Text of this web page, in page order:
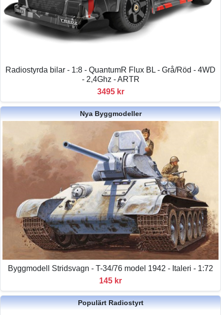
Radiostyrda bilar - 1:8 - QuantumR Flux BL - Grå/Röd - 4WD
- 2,4Ghz - ARTR
3495 kr
Nya Byggmodeller
Byggmodell Stridsvagn - T-34/76 model 1942 - Italeri - 1:72
145 kr
Populärt Radiostyrt